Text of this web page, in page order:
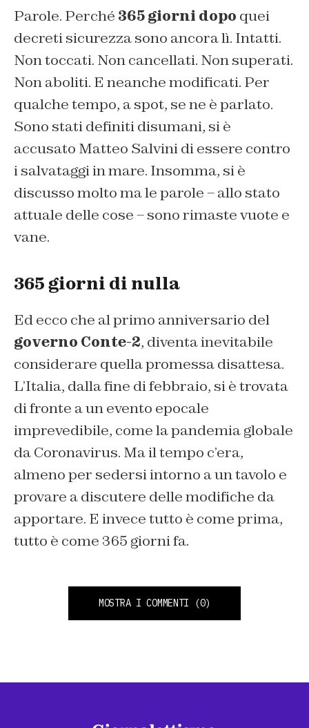
Parole. Perché 365 giorni dopo quei
decreti sicurezza sono ancora lì. Intatti.
Non toccati. Non cancellati. Non superati.
Non aboliti. E neanche modificati. Per
qualche tempo, a spot, se ne è parlato.
Sono stati definiti disumani, si è
accusato Matteo Salvini di essere contro
i salvataggi in mare. Insomma, si è
discusso molto ma le parole – allo stato
attuale delle cose – sono rimaste vuote e
vane.
365 giorni di nulla
Ed ecco che al primo anniversario del
governo Conte-2, diventa inevitabile
considerare quella promessa disattesa.
L’Italia, dalla fine di febbraio, si è trovata
di fronte a un evento epocale
imprevedibile, come la pandemia globale
da Coronavirus. Ma il tempo c’era,
almeno per sedersi intorno a un tavolo e
provare a discutere delle modifiche da
apportare. E invece tutto è come prima,
tutto è come 365 giorni fa.
MOSTRA I COMMENTI (0)